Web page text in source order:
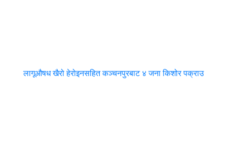
लागूऔषध खैरो हेरोइनसहित कञ्चनपुरबाट ४ जना किशोर पक्राउ